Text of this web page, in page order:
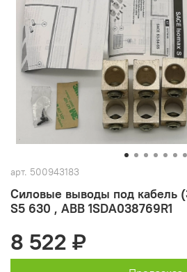
арт. 500943183
Силовые выводы под кабель
S5 630 , ABB 1SDA038769R1
8 522 ₽